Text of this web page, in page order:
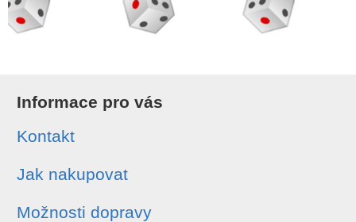
Informace pro vás
Kontakt
Jak nakupovat
Možnosti dopravy